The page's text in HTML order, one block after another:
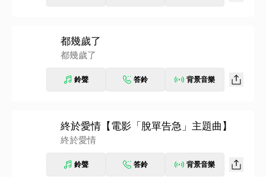
都幾歲了
都幾歲了
鈴聲 答鈴 背景音樂
終於愛情【電影「脫單告急」主題曲】
終於愛情
鈴聲 答鈴 背景音樂